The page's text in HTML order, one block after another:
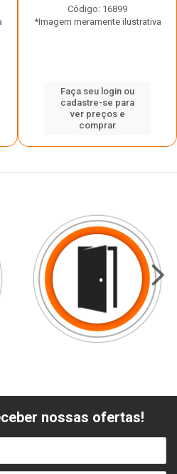
Código: 16899
*Imagem meramente ilustrativa
Faça seu login ou
cadastre-se para
ver preços e
comprar
nossas ofertas!